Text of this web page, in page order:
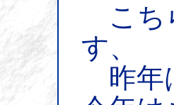
こち
す、
昨年